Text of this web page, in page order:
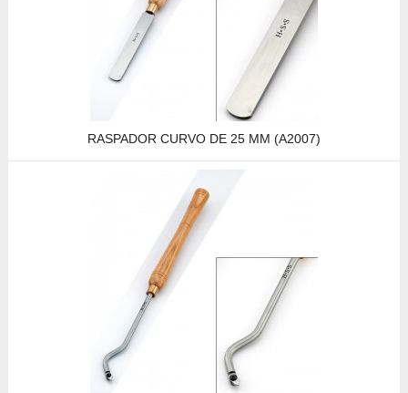
RASPADOR CURVO DE 25 MM (A2007)